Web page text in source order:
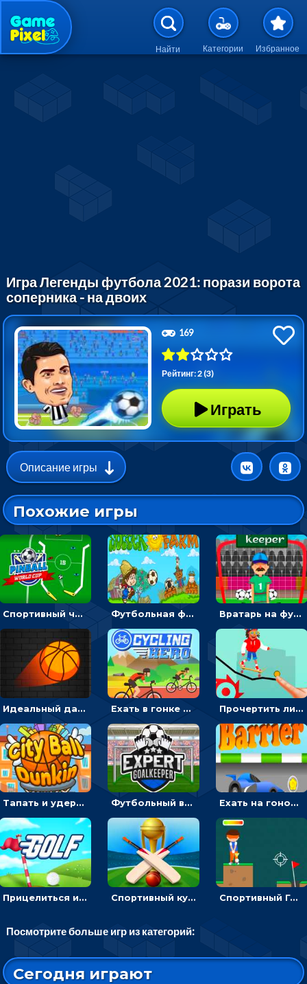
Перейти к основному
Найти Категории Избранное
Игра Легенды футбола 2021: порази ворота
соперника - на двоих
169
Рейтинг: 2 (3)
Играть
Описание игры
Похожие игры
Спортивный чемпионат по пейнтболу: ударять по ракеткам, чтобы забивать футбольный мяч в ворота Футбольная ферма: бей по мячу, чтобы забивать в ворота и ловить звезды Вратарь на футбольном поле: тапай, чтобы отбивать мячи в воротах ногами и руками - спортивные
Идеальный данк: направлять пунктир в корзину и попадать мячом Ехать в гонке на велосипедах через трамплины к финишу на скорость - спортивные Прочертить линию, чтобы проехать на скейте, через преграды к финишу - для мальчиков
Тапать и удерживать баскетбольный мяч, чтобы попадать в кольца - спортивные Футбольный вратарь: ловить мяч и отражать атаку соперника - спортивные Ехать на гоночной машине, чтобы обходить преграды и собирать звезды - для мальчиков
Прицелиться и выстрелить мячиком для гольфа, чтобы попасть в лунку - спортивные Спортивный кубок по крикету: отражать атаку и ударять по мячику битой Спортивный Гольф-клуб: бить клюшкой по мячу, чтобы попадать в лунку с флажком
Посмотрите больше игр из категорий:
Сегодня играют